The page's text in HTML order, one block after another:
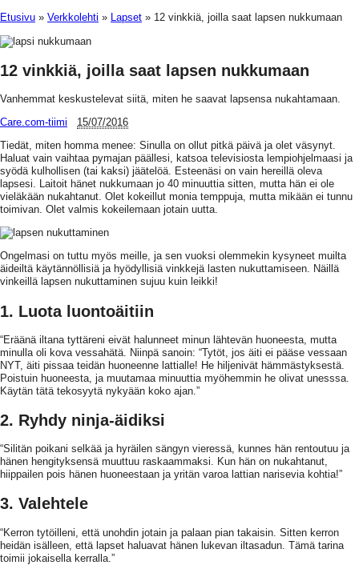
Etusivu » Verkkolehti » Lapset » 12 vinkkiä, joilla saat lapsen nukkumaan
12 vinkkiä, joilla saat lapsen nukkumaan
Vanhemmat keskustelevat siitä, miten he saavat lapsensa nukahtamaan.
Care.com-tiimi
15/07/2016
Tiedät, miten homma menee: Sinulla on ollut pitkä päivä ja olet väsynyt.
Haluat vain vaihtaa pymajan päällesi, katsoa televisiosta lempiohjelmaasi ja
syödä kulhollisen (tai kaksi) jäätelöä. Esteenäsi on vain hereillä oleva
lapsesi. Laitoit hänet nukkumaan jo 40 minuuttia sitten, mutta hän ei ole
vieläkään nukahtanut. Olet kokeillut monia temppuja, mutta mikään ei tunnu
toimivan. Olet valmis kokeilemaan jotain uutta.
Ongelmasi on tuttu myös meille, ja sen vuoksi olemmekin kysyneet muilta
äideiltä käytännöllisiä ja hyödyllisiä vinkkejä lasten nukuttamiseen. Näillä
vinkeillä lapsen nukuttaminen sujuu kuin leikki!
1. Luota luontoäitiin
“Eräänä iltana tyttäreni eivät halunneet minun lähtevän huoneesta, mutta
minulla oli kova vessahätä. Niinpä sanoin: “Tytöt, jos äiti ei pääse vessaan
NYT, äiti pissaa teidän huoneenne lattialle! He hiljenivät hämmästyksestä.
Poistuin huoneesta, ja muutamaa minuuttia myöhemmin he olivat unesssa.
Käytän tätä tekosyytä nykyään koko ajan.”
2. Ryhdy ninja-äidiksi
“Silitän poikani selkää ja hyräilen sängyn vieressä, kunnes hän rentoutuu ja
hänen hengityksensä muuttuu raskaammaksi. Kun hän on nukahtanut,
hiippailen pois hänen huoneestaan ja yritän varoa lattian narisevia kohtia!”
3. Valehtele
“Kerron tytöilleni, että unohdin jotain ja palaan pian takaisin. Sitten kerron
heidän isälleen, että lapset haluavat hänen lukevan iltasadun. Tämä tarina
toimii jokaisella kerralla.”